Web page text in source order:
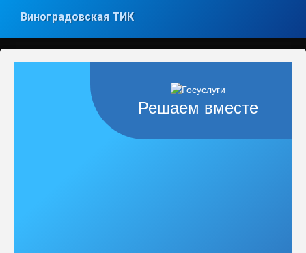
Виноградовская ТИК
Решаем вместе